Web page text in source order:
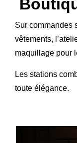
Sur commandes
vêtements,
maquillage pour
Les stations
toute élégance.